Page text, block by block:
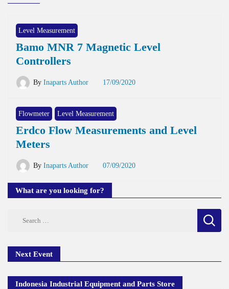
Level Measurement
Bamo MNR 7 Magnetic Level
Controllers
By Inaparts Author 17/09/2020
Flowmeter Level Measurement
Erdco Flow Measurements and Level
Meters
By Inaparts Author 07/09/2020
What are you looking for?
Next Event
Indonesia Industrial Equipment and Parts Store